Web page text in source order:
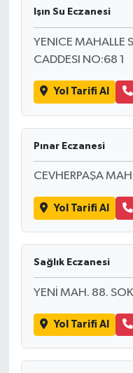
Işın Su Eczanesi
YENICE MAHALLE
CADDESI NO:68 1
Yol Tarifi Al
Pınar Eczanesi
CEVHERPAŞA
Yol Tarifi Al
Sağlık Eczanesi
YENİ MAH. 88.
Yol Tarifi Al